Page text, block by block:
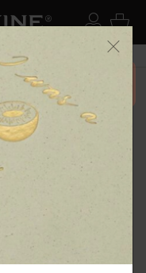
ログ
) カ
料無料 メニ
ナル